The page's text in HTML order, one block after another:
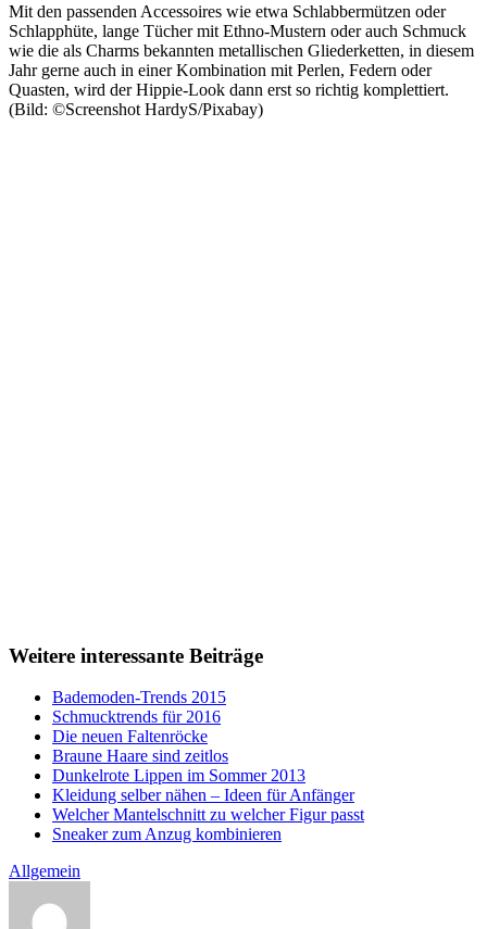
Mit den passenden Accessoires wie etwa Schlabbermützen oder
Schlapphüte, lange Tücher mit Ethno-Mustern oder auch Schmuck
wie die als Charms bekannten metallischen Gliederketten, in diesem
Jahr gerne auch in einer Kombination mit Perlen, Federn oder
Quasten, wird der Hippie-Look dann erst so richtig komplettiert.
(Bild: ©Screenshot HardyS/Pixabay)
Weitere interessante Beiträge
Bademoden-Trends 2015
Schmucktrends für 2016
Die neuen Faltenröcke
Braune Haare sind zeitlos
Dunkelrote Lippen im Sommer 2013
Kleidung selber nähen – Ideen für Anfänger
Welcher Mantelschnitt zu welcher Figur passt
Sneaker zum Anzug kombinieren
Allgemein